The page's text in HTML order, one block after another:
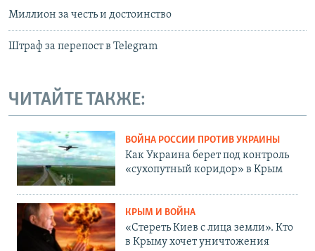
Миллион за честь и достоинство
Штраф за перепост в Telegram
ЧИТАЙТЕ ТАКЖЕ:
ВОЙНА РОССИИ ПРОТИВ УКРАИНЫ
Как Украина берет под контроль
«сухопутный коридор» в Крым
КРЫМ И ВОЙНА
«Стереть Киев с лица земли». Кто
в Крыму хочет уничтожения